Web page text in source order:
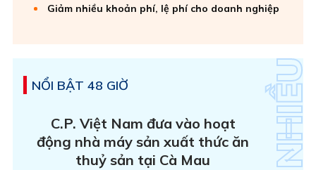
Giảm nhiều khoản phí, lệ phí cho doanh nghiệp
NỔI BẬT 48 GIỜ
C.P. Việt Nam đưa vào hoạt
động nhà máy sản xuất thức ăn
thuỷ sản tại Cà Mau